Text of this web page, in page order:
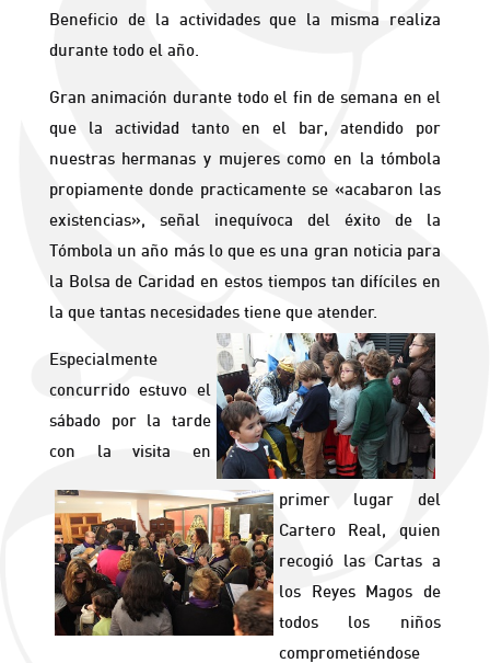
Beneficio de la actividades que la misma realiza
durante todo el año.
Gran animación durante todo el fin de semana en el
que la actividad tanto en el bar, atendido por
nuestras hermanas y mujeres como en la tómbola
propiamente donde practicamente se «acabaron las
existencias», señal inequívoca del éxito de la
Tómbola un año más lo que es una gran noticia para
la Bolsa de Caridad en estos tiempos tan difíciles en
la que tantas necesidades tiene que atender.
Especialmente
concurrido estuvo el
sábado por la tarde
con la visita en
primer lugar del
Cartero Real, quien
recogió las Cartas a
los Reyes Magos de
todos los niños
comprometiéndose